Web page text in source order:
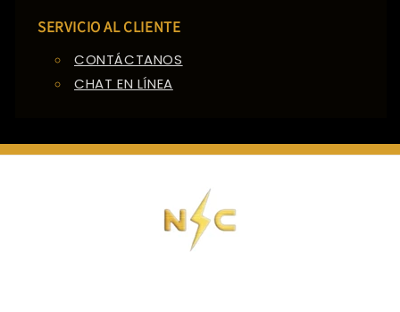
SERVICIO AL CLIENTE
CONTÁCTANOS
CHAT EN LÍNEA